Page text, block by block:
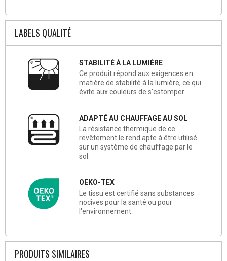
LABELS QUALITÉ
STABILITÉ À LA LUMIÈRE
Ce produit répond aux exigences en
matière de stabilité à la lumière, ce qui
évite aux couleurs de s'estomper.
ADAPTÉ AU CHAUFFAGE AU SOL
La résistance thermique de ce
revêtement le rend apte à être utilisé
sur un système de chauffage par le
sol.
OEKO-TEX
Le tissu est certifié sans substances
nocives pour la santé ou pour
l'environnement.
PRODUITS SIMILAIRES